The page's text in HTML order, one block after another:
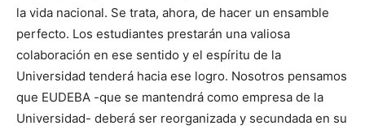
la vida nacional. Se trata, ahora, de hacer un ensamble
perfecto. Los estudiantes prestarán una valiosa
colaboración en ese sentido y el espíritu de la
Universidad tenderá hacia ese logro. Nosotros pensamos
que EUDEBA -que se mantendrá como empresa de la
Universidad- deberá ser reorganizada y secundada en su